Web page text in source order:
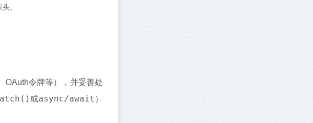
。
OAuth令牌等），并妥善处
或async/await ）